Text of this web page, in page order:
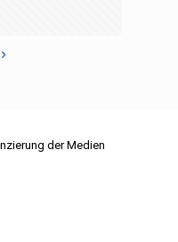
der Medien